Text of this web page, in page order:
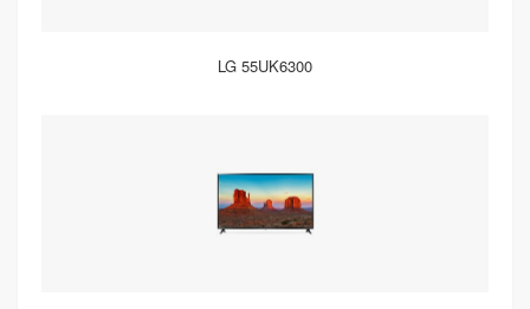
LG 55UK6300